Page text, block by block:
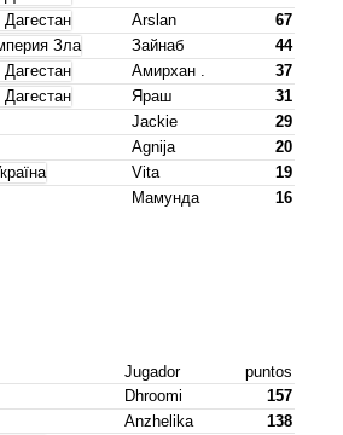
Arslan
67
Зайнаб
44
Амирхан .
37
Яраш
31
Jackie
29
Agnija
20
Vita
19
Мамунда 16
Jugador
puntos
Dhroomi
157
Anzhelika
138